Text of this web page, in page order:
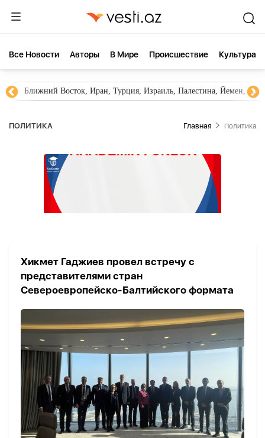
Все Новости Aвторы В Мире Происшествие Культура
Ближний Восток, Иран, Турция, Израиль, Палестина, Йемен,
ПОЛИТИКА Главная Политика
Хикмет Гаджиев провел встречу с
представителями стран
Североевропейско-Балтийского формата